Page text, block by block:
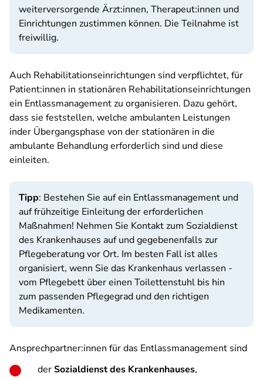
weiterversorgende Ärzt:innen, Therapeut:innen und
Einrichtungen zustimmen können. Die Teilnahme ist
freiwillig.
Auch Rehabilitationseinrichtungen sind verpflichtet, für
Patient:innen in stationären Rehabilitationseinrichtungen
ein Entlassmanagement zu organisieren. Dazu gehört,
dass sie feststellen, welche ambulanten Leistungen
inder Übergangsphase von der stationären in die
ambulante Behandlung erforderlich sind und diese
einleiten.
Tipp: Bestehen Sie auf ein Entlassmanagement und
auf frühzeitige Einleitung der erforderlichen
Maßnahmen! Nehmen Sie Kontakt zum Sozialdienst
des Krankenhauses auf und gegebenenfalls zur
Pflegeberatung vor Ort. Im besten Fall ist alles
organisiert, wenn Sie das Krankenhaus verlassen -
vom Pflegebett über einen Toilettenstuhl bis hin
zum passenden Pflegegrad und den richtigen
Medikamenten.
Ansprechpartner:innen für das Entlassmanagement sind
derSozialdienst des Krankenhauses,